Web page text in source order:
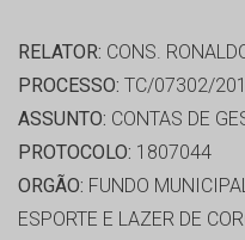
RELATOR: CONS.
PROCESSO: TC/07302/
ASSUNTO: CONTAS DE
PROTOCOLO: 1807044
ORGÃO: FUNDO
ESPORTE E LAZER DE